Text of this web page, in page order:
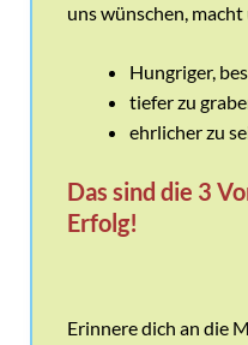
uns wünschen,
Hungriger,
tiefer zu
ehrlicher zu
Das sind die 3
Erfolg!
Erinnere dich an die